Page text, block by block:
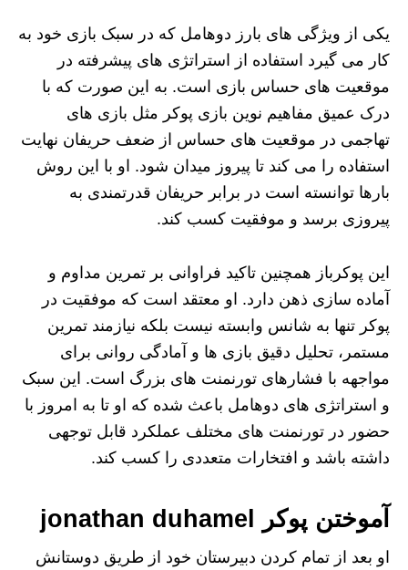
یکی از ویژگی های بارز دوهامل که در سبک بازی خود به
کار می گیرد استفاده از استراتژی های پیشرفته در
موقعیت های حساس بازی است. به این صورت که با
درک عمیق مفاهیم نوین بازی پوکر مثل بازی های
تهاجمی در موقعیت های حساس از ضعف حریفان نهایت
استفاده را می کند تا پیروز میدان شود. او با این روش
بارها توانسته است در برابر حریفان قدرتمندی به
پیروزی برسد و موفقیت کسب کند.
این پوکرباز همچنین تاکید فراوانی بر تمرین مداوم و
آماده سازی ذهن دارد. او معتقد است که موفقیت در
پوکر تنها به شانس وابسته نیست بلکه نیازمند تمرین
مستمر، تحلیل دقیق بازی‌ ها و آمادگی روانی برای
مواجهه با فشارهای تورنمنت‌ های بزرگ است. این سبک
و استراتژی های دوهامل باعث شده که او تا به امروز با
حضور در تورنمنت های مختلف عملکرد قابل توجهی
داشته باشد و افتخارات متعددی را کسب کند.
آموختن پوکر jonathan duhamel
او بعد از تمام کردن دبیرستان خود از طریق دوستانش